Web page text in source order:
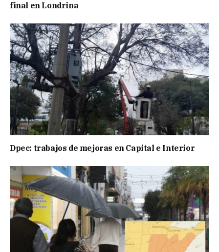
final en Londrina
Dpec: trabajos de mejoras en Capital e Interior